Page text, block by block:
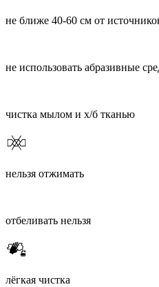
не ближе 40-60 см от
не использовать абразивные
чистка мылом и х/б тканью
нельзя отжимать
отбеливать нельзя
лёгкая чистка